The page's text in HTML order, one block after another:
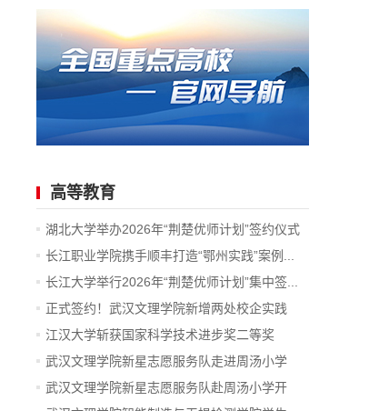
高等教育
湖北大学举办2026年“荆楚优师计划”签约仪式
长江职业学院携手顺丰打造“鄂州实践”案例...
长江大学举行2026年“荆楚优师计划”集中签...
正式签约！武汉文理学院新增两处校企实践
教...
江汉大学斩获国家科学技术进步奖二等奖
武汉文理学院新星志愿服务队走进周汤小学
开...
武汉文理学院新星志愿服务队赴周汤小学开